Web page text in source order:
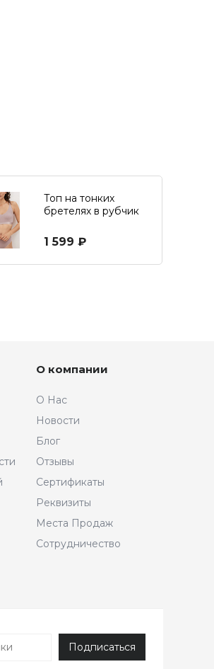
с добавлением
Almando Melado
стать первым
Топ на тонких
бретелях в рубчик
1 599 ₽
О компании
О Нас
Новости
Блог
Отзывы
Сертификаты
Реквизиты
Места Продаж
Сотрудничество